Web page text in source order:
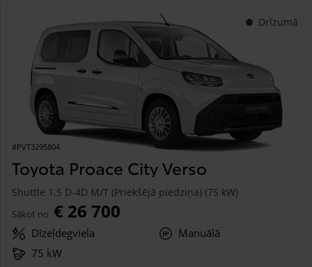
Drīzumā
#PVT3295804
Toyota Proace City Verso
Shuttle 1.5 D-4D M/T (Priekšējā piedziņa) (75 kW)
Sākot no € 26 700
Dīzeļdegviela
Manuālā
75 kW